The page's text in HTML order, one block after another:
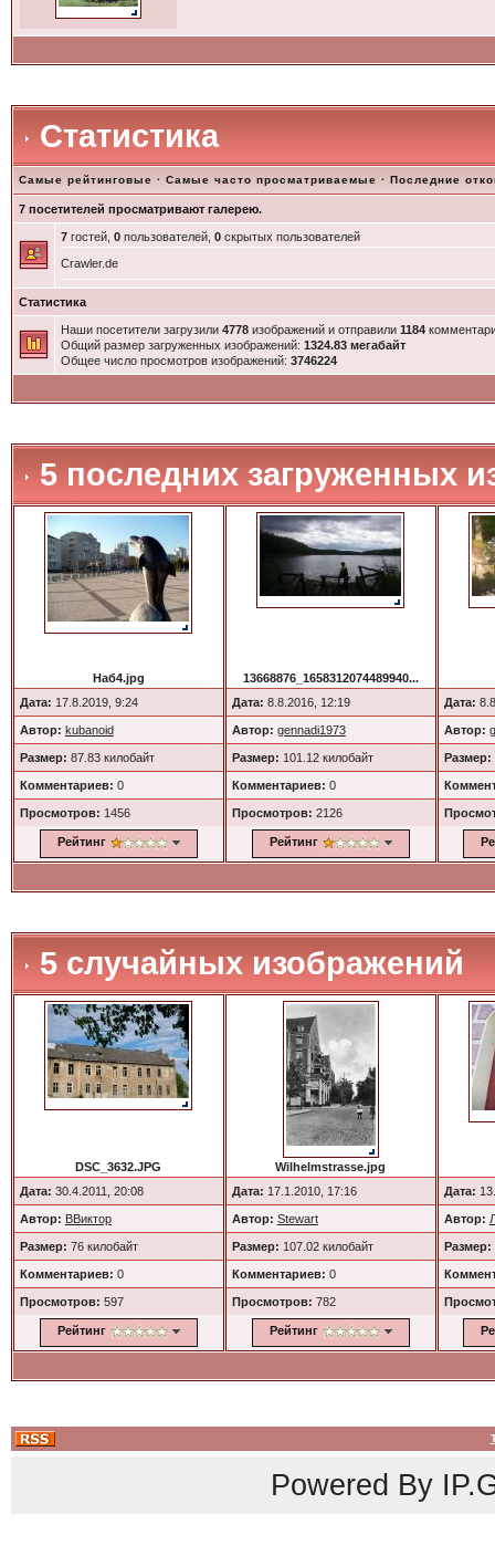
Статистика
Самые рейтинговые · Самые часто просматриваемые · Последние
7 посетителей просматривают галерею.
7гостей, 0пользователей, 0скрытых пользователей
Crawler.de
Статистика
Наши посетители загрузили 4778изображений и отправили 1184
Общий размер загруженных изображений: 1324.83 мегабайт
Общее число просмотров изображений: 3746224
5 последних загруженных
Наб4.jpg
Дата: 17.8.2019, 9:24
Автор: kubanoid
Размер: 87.83 килобайт
Комментариев: 0
Просмотров: 1456
Рейтинг
13668876_1658312074489940...
Дата: 8.8.2016, 12:19
Автор: gennadi1973
Размер: 101.12 килобайт
Комментариев: 0
Просмотров: 2126
Рейтинг
Дата:
Автор:
Размер:
5 случайных изображений
DSC_3632.JPG
Дата: 30.4.2011, 20:08
Автор: ВВиктор
Размер: 76 килобайт
Комментариев: 0
Просмотров: 597
Рейтинг
Wilhelmstrasse.jpg
Дата: 17.1.2010, 17:16
Автор: Stewart
Размер: 107.02 килобайт
Комментариев: 0
Просмотров: 782
Рейтинг
Дата:
Автор:
Размер:
Powered By